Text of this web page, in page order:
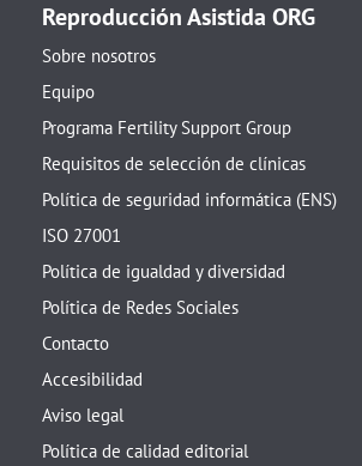
Reproducción Asistida ORG
Sobre nosotros
Equipo
Programa Fertility Support Group
Requisitos de selección de clínicas
Política de seguridad informática (ENS)
ISO 27001
Política de igualdad y diversidad
Política de Redes Sociales
Contacto
Accesibilidad
Aviso legal
Política de calidad editorial